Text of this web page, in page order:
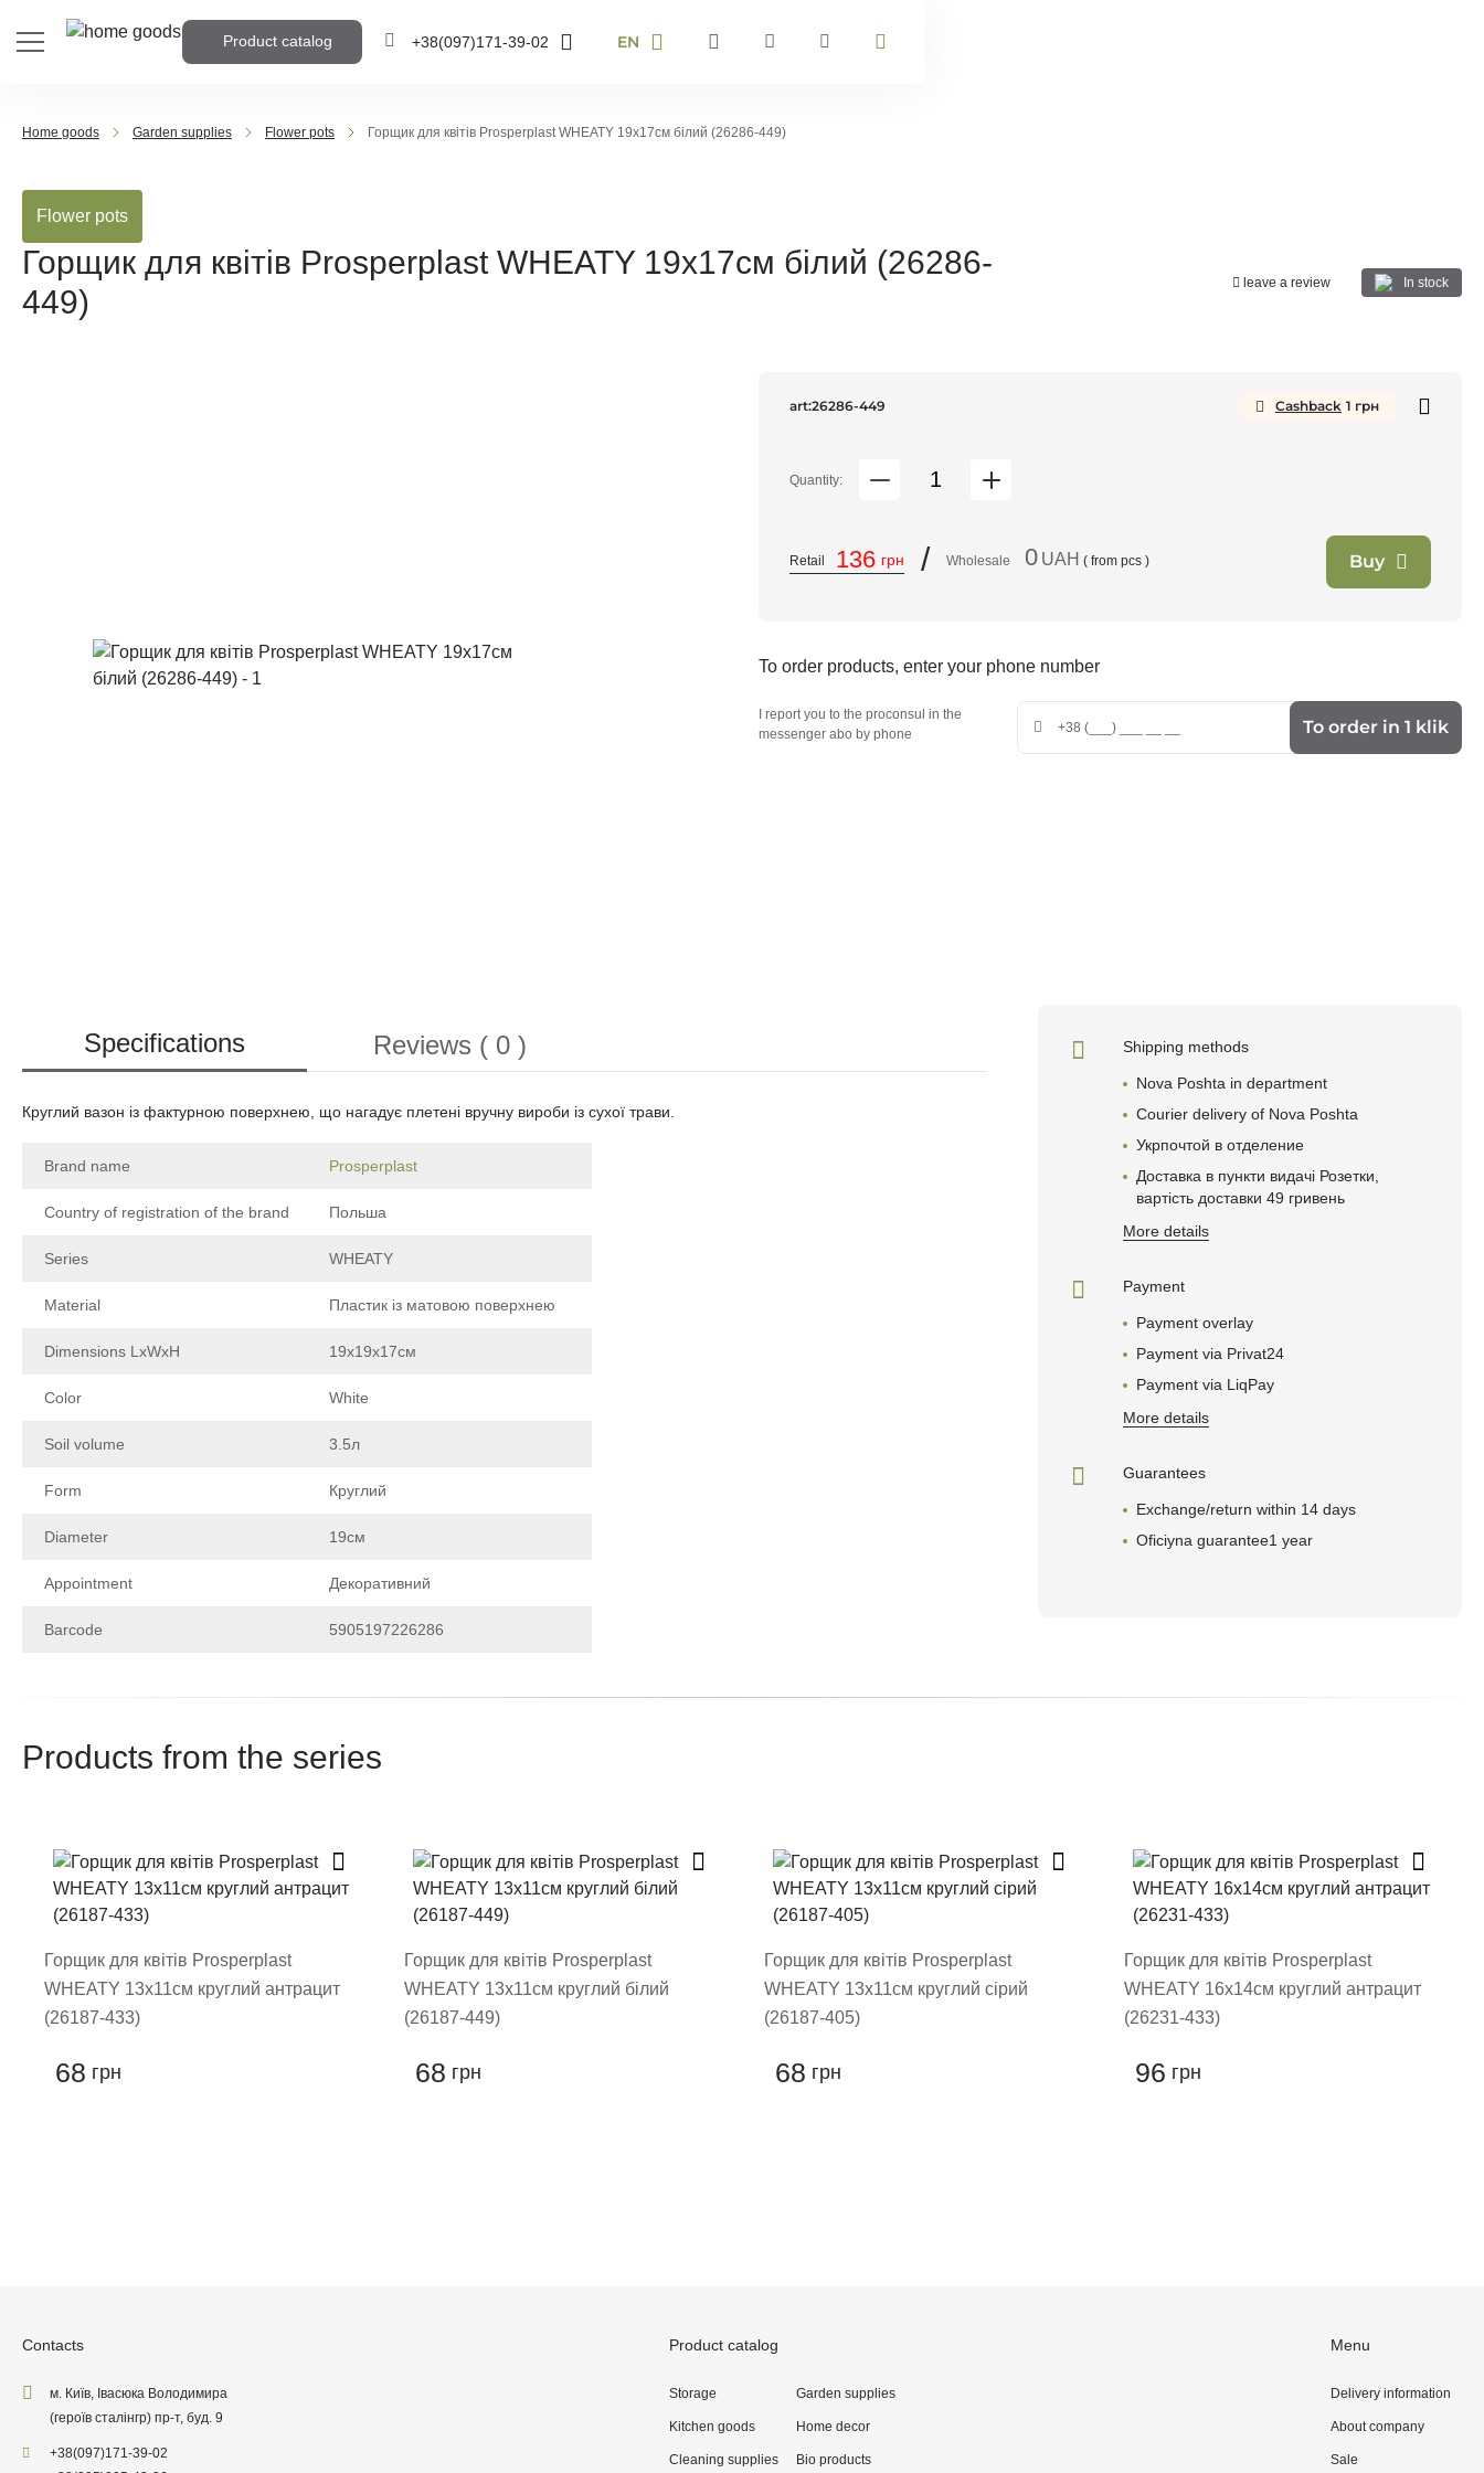
Product catalog +38(097)171-39-02
EN
EN
Home goods Garden supplies Flower pots Горщик для квітів Prosperplast WHEATY 19х17см білий (26286-449)
Flower pots
Горщик для квітів Prosperplast WHEATY 19х17см білий (26286-
449)
leave a review In stock
art:26286-449 Cashback 1 грн
Quantity:
Retail 136 грн / Wholesale 0 UAH ( from pcs ) Buy
To order products, enter your phone number
I report you to the proconsul in the
messenger abo by phone
To order in 1 klik
Specifications Reviews ( 0 )
Круглий вазон із фактурною поверхнею, що нагадує плетені вручну вироби із сухої трави.
Brand name Prosperplast
Country of registration of the brand Польша
Series WHEATY
Material Пластик із матовою поверхнею
Dimensions LxWxH 19х19х17см
Color White
Soil volume 3.5л
Form Круглий
Diameter 19см
Appointment Декоративний
Barcode
5905197226286
Rate the product
Shipping methods
Nova Poshta in department
Courier delivery of Nova Poshta
Укрпочтой в отделениe
Доставка в пункти видачі Розетки,
вартість доставки 49 гривень
More details
Payment
Payment overlay
Payment via Privat24
Payment via LiqPay
More details
Guarantees
Exchange/return within 14 days
Oficiyna guarantee1 year
Products from the series
Горщик для квітів Prosperplast
WHEATY 13х11см круглий антрацит
(26187-433)
68 грн
Горщик для квітів Prosperplast
WHEATY 13х11см круглий білий
(26187-449)
68 грн
Горщик для квітів Prosperplast
WHEATY 13х11см круглий сірий
(26187-405)
68 грн
Горщик для квітів Prosperplast
WHEATY 16х14см круглий антрацит
(26231-433)
96 грн
Contacts
м. Київ, Івасюка Володимира
(героїв сталінгр) пр-т, буд. 9
+38(097)171-39-02
Product catalog
Storage
Kitchen goods
Cleaning supplies
Garden supplies
Home decor
Bio products
Menu
Delivery information
About company
Sale